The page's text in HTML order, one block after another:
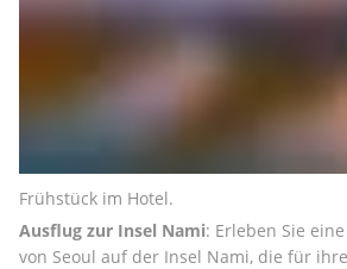
Frühstück im Hotel.
Ausflug zur Insel Nami: Erleben Sie
von Seoul auf der Insel Nami, die für